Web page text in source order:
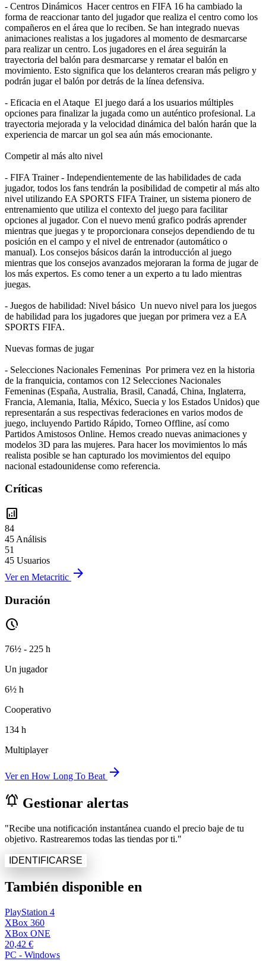
- Centros Dinámicos Hacer centros en FIFA 16 ha cambiado la
forma de reaccionar tanto del jugador que realiza el centro como los
compañeros en el área que lo reciben. Se han integrado nuevas
animaciones realistas a los jugadores al momento de desmarcarse
para realizar un centro. Los jugadores en el área seguirán la
trayectoria del balón para desmarcarse y rematar el balón en
movimiento. Esto significa que los delanteros crearan más peligro y
podrán jugar el balón por detrás de la línea defensiva.
- Eficacia en el Ataque El juego dará a los usuarios múltiples
opciones para finalizar la jugada como un auténtico profesional. La
trayectoria mejorada y la velocidad dinámica del balón harán que la
experiencia de marcar un gol sea aún más emocionante.
Competir al más alto nivel
- FIFA Trainer - Independientemente de las habilidades de cada
jugador, todos los fans tendrán la posibilidad de competir al más alto
nivel utilizando EA SPORTS FIFA Trainer, un sistema pionero de
entrenamiento que utiliza el contexto del juego para facilitar
opciones al jugador. Con el nuevo menú grafico podrás aprender
mientras que juegas y te proporcionara consejos dependiendo de tu
posición en el campo y el nivel de entrenador (automático o
manual). Los consejos básicos darán la introducción al juego
mientras que los consejos avanzados mejoraran la forma de jugar de
los más expertos. Es como tener a un experto a tu lado mientras
juegas.
- Juegos de habilidad: Nivel básico Un nuevo nivel para los juegos
de habilidad para los jugadores que juegan por primera vez a EA
SPORTS FIFA.
Nuevas formas de jugar
- Selecciones Nacionales Femeninas Por primera vez en la historia
de la franquicia, contamos con 12 Selecciones Nacionales
Femeninas (España, Australia, Brasil, Canadá, China, Inglaterra,
Francia, Alemania, Italia, México, Suecia y los Estados Unidos) que
representarán a sus respectivas federaciones en varios modos de
juego, incluyendo Partido Rápido, Torneo Offline, así como
Partidos Amistosos Online. Hemos creado nuevas animaciones y
modelos 3D para las mujeres. Para hacer los movimientos lo más
realista posible se han capturado los movimientos del equipo
nacional estadounidense como referencia.
Críticas
analytics
84
45 Análisis
51
45 Usuarios
Ver en Metacritic arrow_forward
Duración
pace
76½ - 225 h
Un jugador
6½ h
Cooperativo
134 h
Multiplayer
Ver en How Long To Beat arrow_forward
notifications_active Gestionar alertas
"Recibe una notificación instantánea cuando el precio baje de tu
objetivo. Rastrearemos todas las tiendas por ti."
IDENTIFICARSE
También disponible en
PlayStation 4
XBox 360
XBox ONE
20,42 €
PC - Windows